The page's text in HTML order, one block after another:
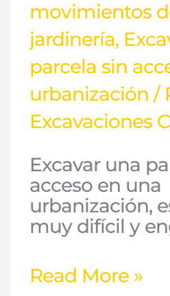
movimientos
jardinería,
parcela sin
urbanización /
Excavaciones
Excavar una
acceso en una
urbanización,
muy difícil y
Read More »